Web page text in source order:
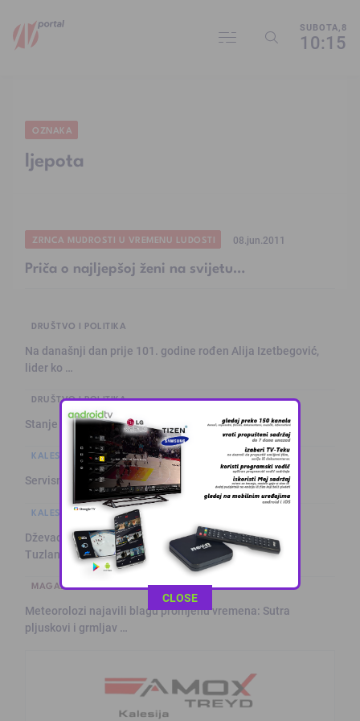
SUBOTA,8
10:15
OZNAKA
ljepota
ZRNCA MUDROSTI U VREMENU LUDOSTI 08.jun.2011
Priča o najljepšoj ženi na svijetu…
DRUŠTVO I POLITIKA
Na današnji dan prije 101. godine rođen Alija Izetbegović,
lider ko …
DRUŠTVO I POLITIKA
Stanje na putevima
KALESIJSKE TEME
Servisne informacije iz Kalesije (8.8.2026.)
KALESIJSKE TEME
Dževad Hadžić nosilac SDP-ove liste za Skupštinu
Tuzlanskog kanton …
MAGAZIN
Meteorolozi najavili blagu promjenu vremena: Sutra
pljuskovi i grmljav …
This popup will close in:
CLOSE